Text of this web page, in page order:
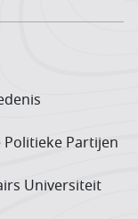
Partijen
Universiteit